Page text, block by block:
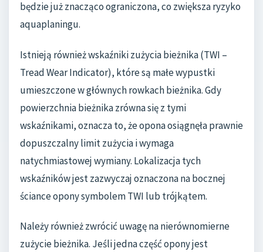
będzie już znacząco ograniczona, co zwiększa ryzyko
aquaplaningu.
Istnieją również wskaźniki zużycia bieżnika (TWI –
Tread Wear Indicator), które są małe wypustki
umieszczone w głównych rowkach bieżnika. Gdy
powierzchnia bieżnika zrówna się z tymi
wskaźnikami, oznacza to, że opona osiągnęła prawnie
dopuszczalny limit zużycia i wymaga
natychmiastowej wymiany. Lokalizacja tych
wskaźników jest zazwyczaj oznaczona na bocznej
ściance opony symbolem TWI lub trójkątem.
Należy również zwrócić uwagę na nierównomierne
zużycie bieżnika. Jeśli jedna część opony jest